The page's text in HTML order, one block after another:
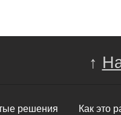
↑
решения Как это